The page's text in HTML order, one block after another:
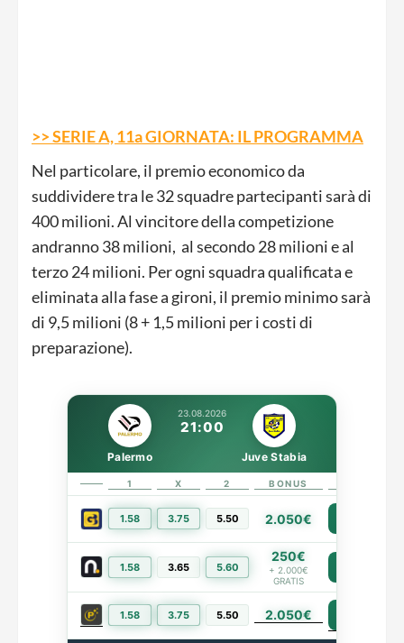
>> SERIE A, 11a GIORNATA: IL PROGRAMMA
Nel particolare, il premio economico da
suddividere tra le 32 squadre partecipanti sarà di
400 milioni. Al vincitore della competizione
andranno 38 milioni, al secondo 28 milioni e al
terzo 24 milioni. Per ogni squadra qualificata e
eliminata alla fase a gironi, il premio minimo sarà
di 9,5 milioni (8 + 1,5 milioni per i costi di
preparazione).
23.08.2026
21:00
Palermo Juve Stabia
1 X 2 BONUS
1.58 3.75 5.50 2.050€
1.58 3.65 5.60
250€
+ 2.000€
GRATIS
1.58 3.75 5.50 2.050€